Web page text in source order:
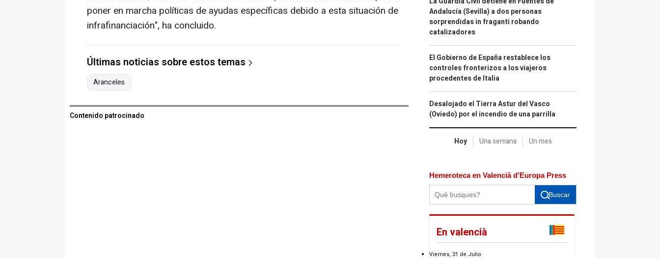
poner en marcha políticas de ayudas específicas debido a esta situación de
infrafinanciación", ha concluido.
Últimas noticias sobre estos temas
Aranceles
Contenido patrocinado
Andalucía (Sevilla) a dos personas
sorprendidas in fraganti robando
catalizadores
El Gobierno de España restablece los
controles fronterizos a los viajeros
procedentes de Italia
Desalojado el Tierra Astur del Vasco
(Oviedo) por el incendio de una parrilla
Hoy Una semana Un mes
Hemeroteca en Valencià d'Europa Press
Buscar
En valencià
Viernes, 31 de Julio